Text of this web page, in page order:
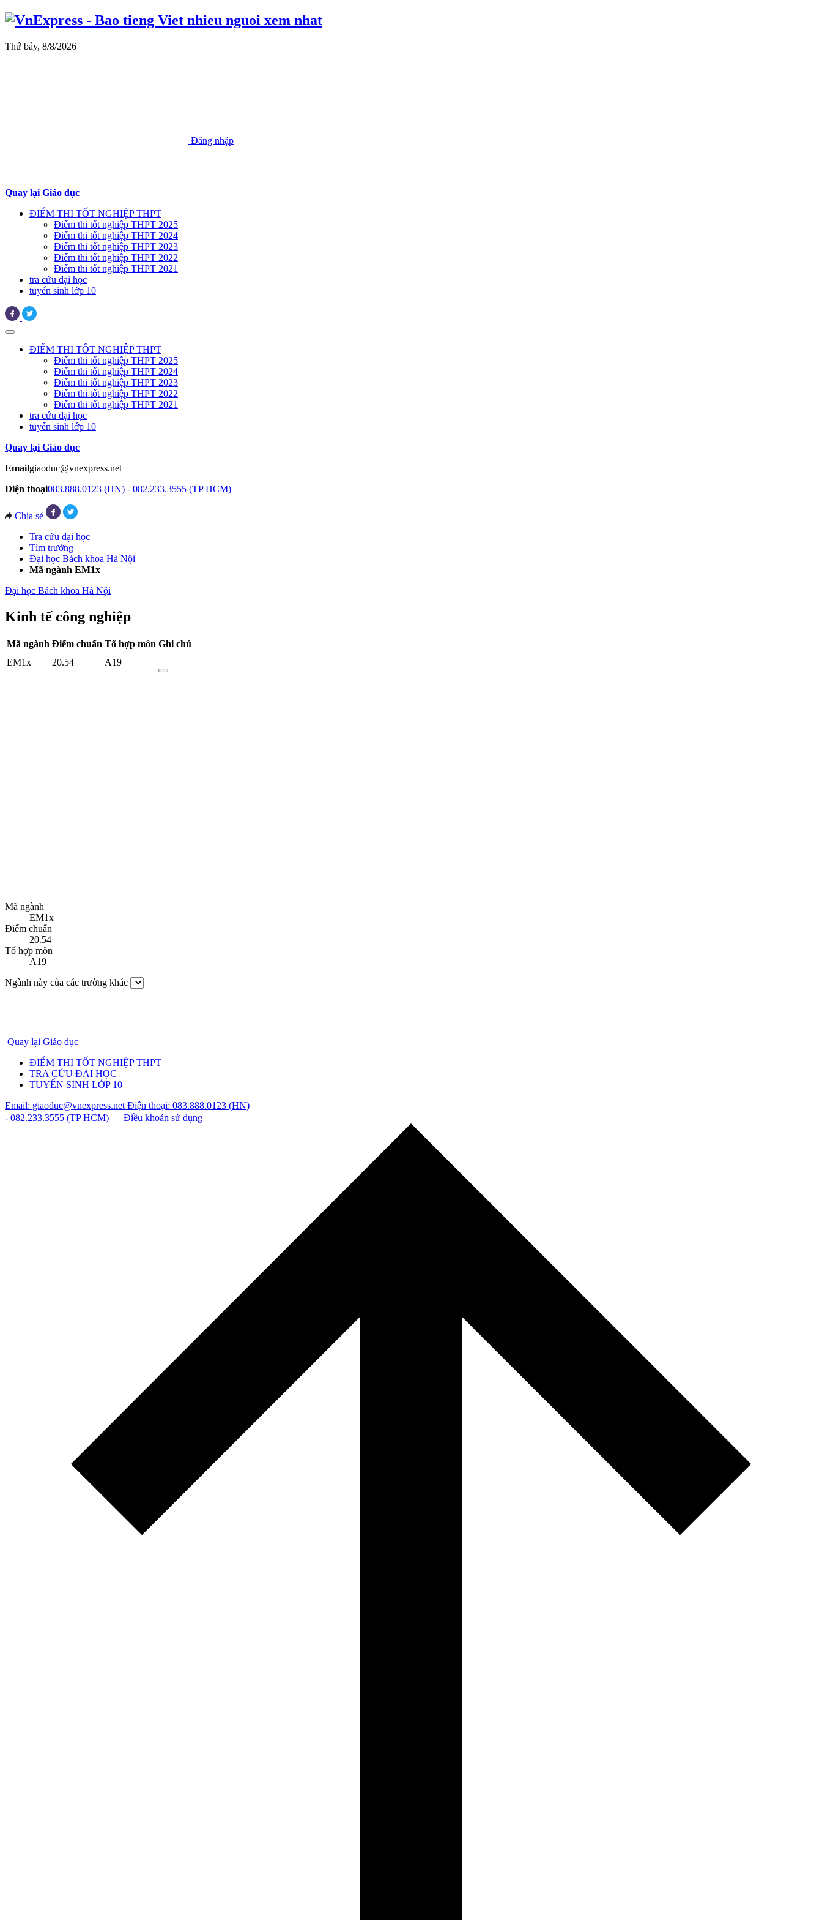
Thứ bảy, 8/8/2026
Đăng nhập
Quay lại Giáo dục
ĐIỂM THI TỐT NGHIỆP THPT
Điểm thi tốt nghiệp THPT 2025
Điểm thi tốt nghiệp THPT 2024
Điểm thi tốt nghiệp THPT 2023
Điểm thi tốt nghiệp THPT 2022
Điểm thi tốt nghiệp THPT 2021
tra cứu đại học
tuyển sinh lớp 10
ĐIỂM THI TỐT NGHIỆP THPT
Điểm thi tốt nghiệp THPT 2025
Điểm thi tốt nghiệp THPT 2024
Điểm thi tốt nghiệp THPT 2023
Điểm thi tốt nghiệp THPT 2022
Điểm thi tốt nghiệp THPT 2021
tra cứu đại học
tuyển sinh lớp 10
Quay lại Giáo dục
Emailgiaoduc@vnexpress.net
Điện thoại083.888.0123 (HN) - 082.233.3555 (TP HCM)
Chia sẻ
Tra cứu đại học
Tìm trường
Đại học Bách khoa Hà Nội
Mã ngành EM1x
Đại học Bách khoa Hà Nội
Kinh tế công nghiệp
Mã ngành Điểm chuẩn Tổ hợp môn Ghi chú
EM1x
20.54 A19
Mã ngành
EM1x
Điểm chuẩn
20.54
Tổ hợp môn
A19
Ngành này của các trường khác
Quay lại Giáo dục
ĐIỂM THI TỐT NGHIỆP THPT
TRA CỨU ĐẠI HỌC
TUYỂN SINH LỚP 10
Email: giaoduc@vnexpress.netĐiện thoại: 083.888.0123 (HN)
- 082.233.3555 (TP HCM)
Điều khoản sử dụng